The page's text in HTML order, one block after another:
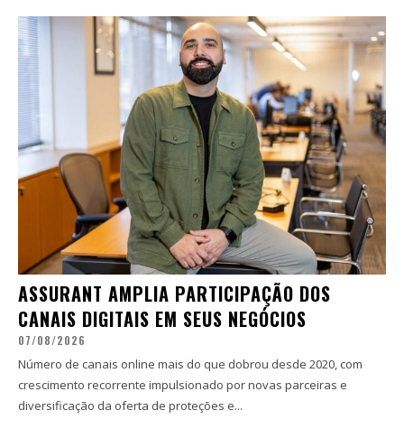
ASSURANT AMPLIA PARTICIPAÇÃO DOS
CANAIS DIGITAIS EM SEUS NEGÓCIOS
07/08/2026
Número de canais online mais do que dobrou desde 2020, com
crescimento recorrente impulsionado por novas parceiras e
diversificação da oferta de proteções e...